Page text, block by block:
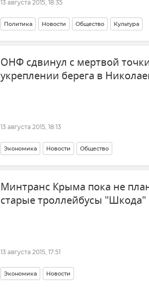
13 августа 2015, 18:35
Политика Новости Общество Культура
ОНФ сдвинул с мертвой
укреплении берега в
13 августа 2015, 18:13
Экономика Новости Общество
Минтранс Крыма пока не
старые троллейбусы "Шкода"
13 августа 2015, 17:51
Экономика Новости